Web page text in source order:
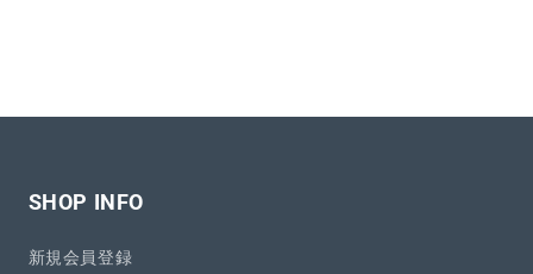
SHOP INFO
新規会員登録